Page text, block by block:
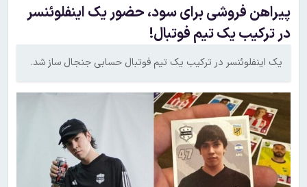
پیراهن فروشی برای سود، حضور یک اینفلوئنسر
در ترکیب یک تیم فوتبال!
یک اینفلوئنسر در ترکیب یک تیم فوتبال حسابی جنجال ساز شد.